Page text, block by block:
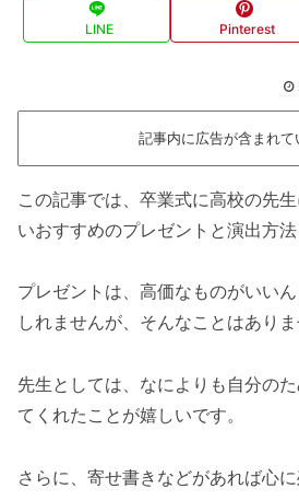
LINE Pinterest
記事内に広告が含まれて
この記事では、卒業式に高校の先
いおすすめのプレゼントと演出方法
プレゼントは、高価なものがいい
しれませんが、そんなことはありま
先生としては、なによりも自分の
てくれたことが嬉しいです。
さらに、寄せ書きなどがあれば心